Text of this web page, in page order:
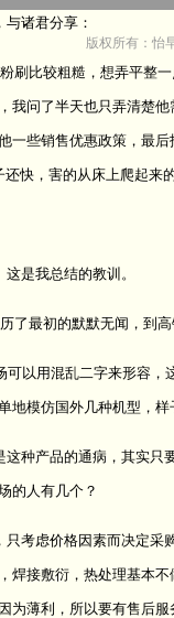
诸君分享：
刷比较粗糙，想弄平整
我问了半天也只弄清楚
一些销售优惠政策，最
快，害的从床上爬起来
是我总结的教训。
了最初的默默无闻，到
可以用混乱二字来形容
地模仿国外几种机型，样
种产品的通病，其实
的人有几个？
考虑价格因素而决定采
焊接敷衍，热处理基本
为薄利，所以要有售后
版权所有：怡
联系方